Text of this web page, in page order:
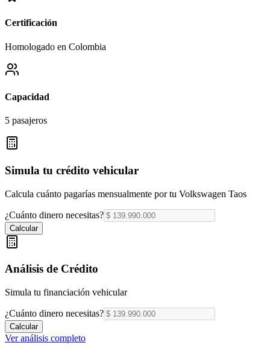
Certificación
Homologado en Colombia
Capacidad
5 pasajeros
Simula tu crédito vehicular
Calcula cuánto pagarías mensualmente por tu Volkswagen Taos
¿Cuánto dinero necesitas?
Calcular
Análisis de Crédito
Simula tu financiación vehicular
¿Cuánto dinero necesitas?
Calcular
Ver análisis completo